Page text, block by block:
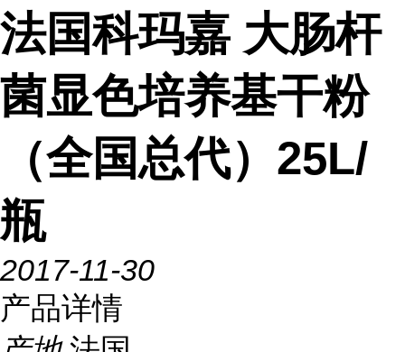
法国科玛嘉 大肠杆
菌显色培养基干粉
（全国总代）25L/
瓶
2017-11-30
产品详情